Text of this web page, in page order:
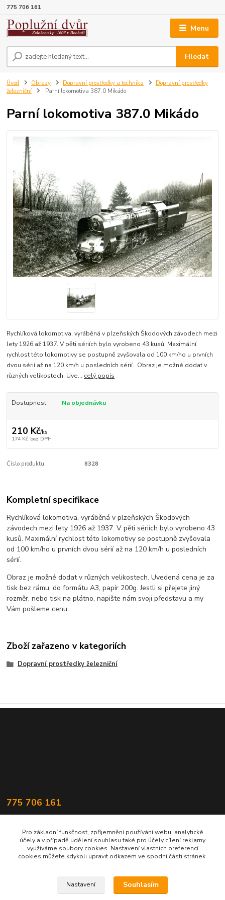
Menu
Hledat
775 706 161
Úvod Obrazy Dopravní prostředky a technika
Dopravní prostředky
železniční
Parní lokomotiva 387.0 Mikádo
Parní lokomotiva 387.0 Mikádo
Rychlíková lokomotiva, vyráběná v plzeňských Škodových závodech mezi
lety 1926 až 1937. V pěti sériích bylo vyrobeno 43 kusů. Maximální
rychlost této lokomotivy se postupně zvyšovala od 100 km/ho u prvních
dvou sérií až na 120 km/h u posledních sérií. Obraz je možné dodat v
různých velikostech. Uve... celý popis
Dostupnost Na objednávku
210 Kč/ks
174 Kč bez DPH
Číslo produktu: 8328
Kompletní specifikace
Rychlíková lokomotiva, vyráběná v plzeňských Škodových
závodech mezi lety 1926 až 1937. V pěti sériích bylo vyrobeno 43
kusů. Maximální rychlost této lokomotivy se postupně zvyšovala
od 100 km/ho u prvních dvou sérií až na 120 km/h u posledních
sérií.
Obraz je možné dodat v různých velikostech. Uvedená cena je za
tisk bez rámu, do formátu A3, papír 200g. Jestli si přejete jiný
rozměr, nebo tisk na plátno, napište nám svoji představu a my
Vám pošleme cenu.
Zboží zařazeno v kategoriích
Dopravní prostředky železniční
775 706 161
Upravit sběr cookies.
Pro základní funkčnost, zpříjemnění používání webu, analytické
účely a v případě udělení souhlasu také pro účely cílení reklamy
využíváme soubory cookies. Nastavení vlastních preferencí
cookies můžete kdykoli upravit odkazem ve spodní části stránek.
Nastavení Souhlasím